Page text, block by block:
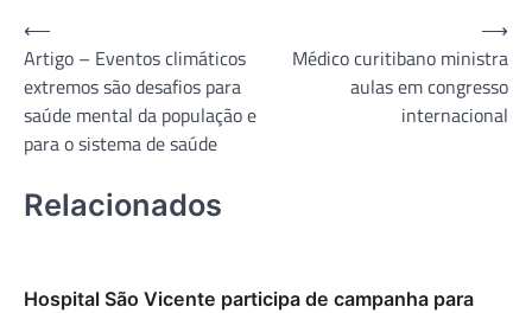
Navegação
de
Post
⟵
Artigo – Eventos climáticos
extremos são desafios para
saúde mental da população e
para o sistema de saúde
Médico curitibano ministra
aulas em congresso
internacional
⟶
Relacionados
Hospital São Vicente participa de campanha para